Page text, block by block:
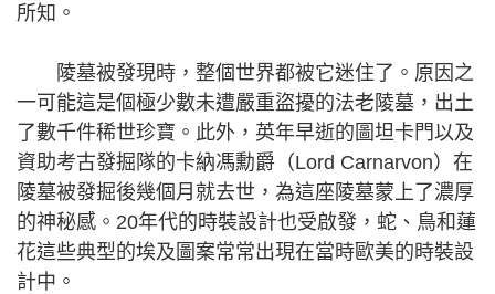
所知。
陵墓被發現時，整個世界都被它迷住了。原因之
一可能這是個極少數未遭嚴重盜擾的法老陵墓，出土
了數千件稀世珍寶。此外，英年早逝的圖坦卡門以及
資助考古發掘隊的卡納馮勳爵（Lord Carnarvon）在
陵墓被發掘後幾個月就去世，為這座陵墓蒙上了濃厚
的神秘感。20年代的時裝設計也受啟發，蛇、鳥和蓮
花這些典型的埃及圖案常常出現在當時歐美的時裝設
計中。